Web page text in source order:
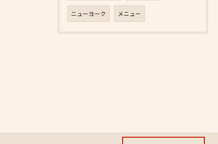
ニューヨーク メニュー